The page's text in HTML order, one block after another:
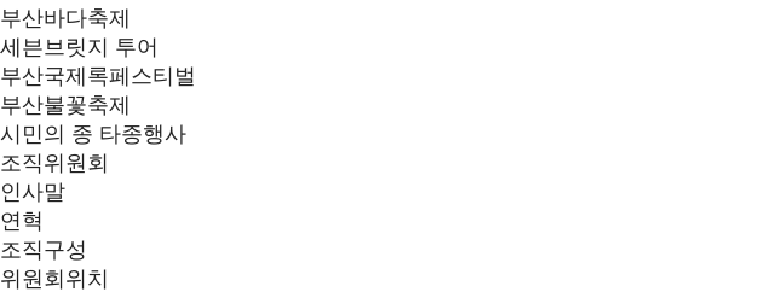
부산바다축제
세븐브릿지 투어
부산국제록페스티벌
부산불꽃축제
시민의 종 타종행사
조직위원회
인사말
연혁
조직구성
위원회위치